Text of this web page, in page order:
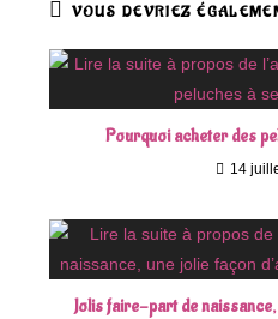
VOUS DEVRIEZ
Pourquoi acheter des
14
Jolis faire-part de